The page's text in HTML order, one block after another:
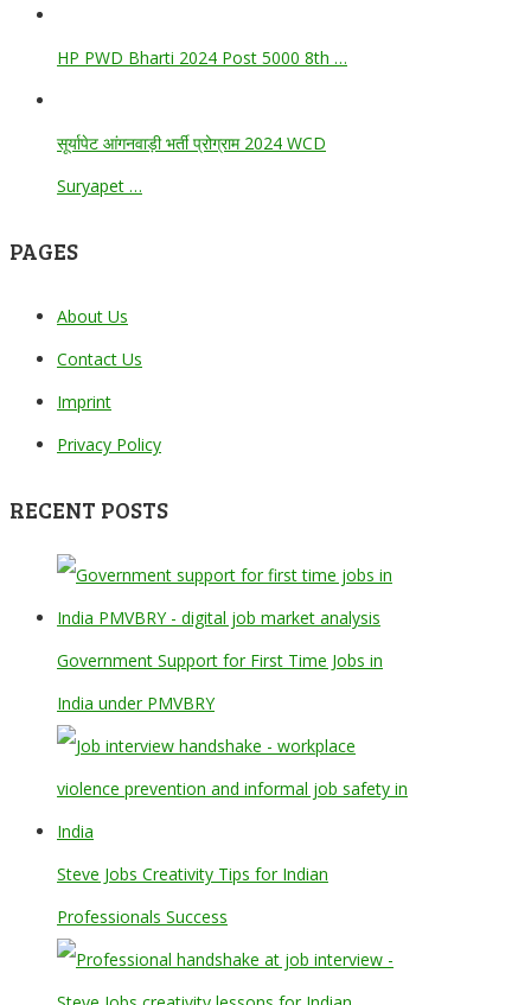
HP PWD Bharti 2024 Post 5000 8th …
सूर्यापेट आंगनवाड़ी भर्ती प्रोग्राम 2024 WCD
Suryapet …
PAGES
About Us
Contact Us
Imprint
Privacy Policy
RECENT POSTS
Government Support for First Time Jobs in
India under PMVBRY
Steve Jobs Creativity Tips for Indian
Professionals Success